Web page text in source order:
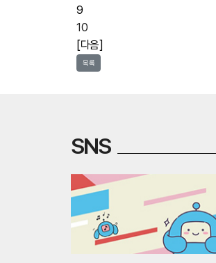
9
10
[다음]
목록
SNS